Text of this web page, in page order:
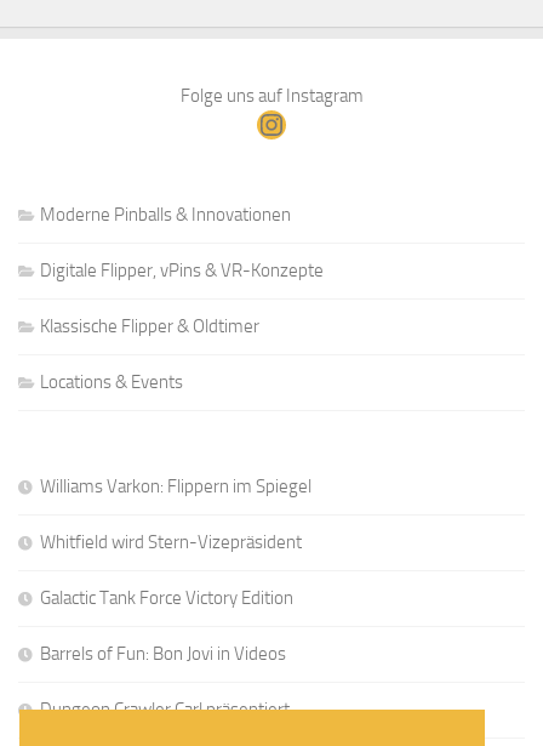
Folge uns auf Instagram
Instagram
Moderne Pinballs & Innovationen
Digitale Flipper, vPins & VR-Konzepte
Klassische Flipper & Oldtimer
Locations & Events
Williams Varkon: Flippern im Spiegel
Whitfield wird Stern-Vizepräsident
Galactic Tank Force Victory Edition
Barrels of Fun: Bon Jovi in Videos
Dungeon Crawler Carl präsentiert